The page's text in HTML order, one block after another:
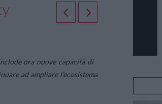
ora nuove capacità di
ad ampliare l’ecosistema